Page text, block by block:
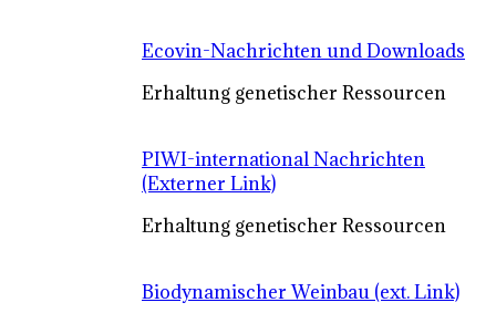
Ecovin-Nachrichten und Downloads
Erhaltung genetischer Ressourcen
PIWI-international Nachrichten
(Externer Link)
Erhaltung genetischer Ressourcen
Biodynamischer Weinbau (ext. Link)